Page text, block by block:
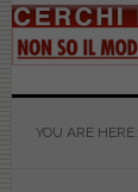
YOU ARE HERE: